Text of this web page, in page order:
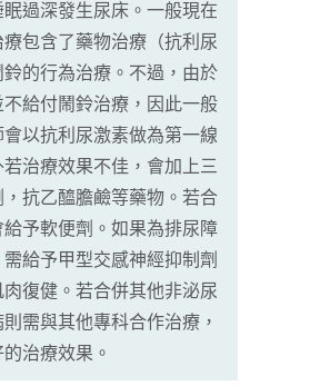
過深發生尿床。一般現在
療包含了藥物治療（抗利尿
的行為治療。不過，由於
不給付鬧鈴治療，因此一般
會以抗利尿激素做為第一線
治療效果不佳，會加上三
抗乙醯膽鹼等藥物。若合
予軟便劑。如果為排尿障
給予甲型交感神經抑制劑
肉復健。若合併其他非泌尿
需與其他專科合作治療，
治療效果。